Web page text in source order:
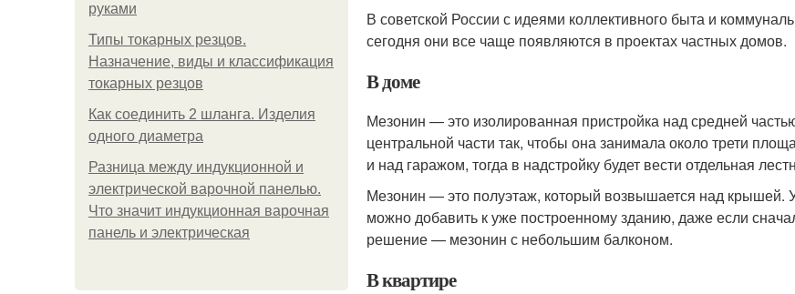
руками
Типы токарных резцов.
Назначение, виды и классификация
токарных резцов
Как соединить 2 шланга. Изделия
одного диаметра
Разница между индукционной и
электрической варочной панелью.
Что значит индукционная варочная
панель и электрическая
В советской России с идеями коллективного быта и
сегодня они все чаще появляются в проектах частных домов.
В доме
Мезонин — это изолированная пристройка над средней
центральной части так, чтобы она занимала около трети
и над гаражом, тогда в надстройку будет вести отдельная
Мезонин — это полуэтаж, который возвышается над крышей.
можно добавить к уже построенному зданию, даже если
решение — мезонин с небольшим балконом.
В квартире